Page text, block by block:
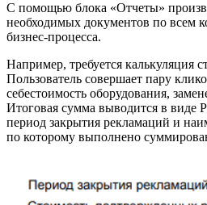
С помощью блока «Отчеты»
необходимых документов по всем
бизнес-процесса.
Например, требуется калькуляция
Пользователь совершает пару
себестоимость оборудования,
Итоговая сумма выводится в виде
период закрытия рекламаций и
по которому выполнено